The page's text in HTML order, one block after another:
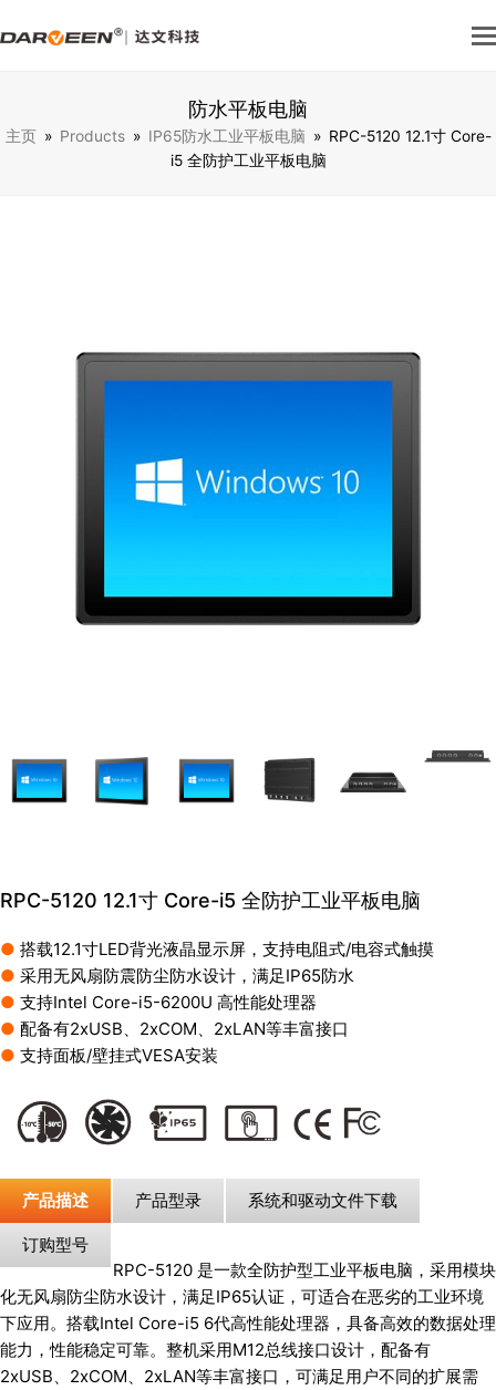
防水平板电脑
主页 » Products » IP65防水工业平板电脑 » RPC-5120 12.1寸 Core-
i5 全防护工业平板电脑
RPC-5120 12.1寸 Core-i5 全防护工业平板电脑
● 搭载12.1寸LED背光液晶显示屏，支持电阻式/电容式触摸
● 采用无风扇防震防尘防水设计，满足IP65防水
● 支持Intel Core-i5-6200U 高性能处理器
● 配备有2xUSB、2xCOM、2xLAN等丰富接口
● 支持面板/壁挂式VESA安装
产品描述 产品型录 系统和驱动文件下载
订购型号
RPC-5120 是一款全防护型工业平板电脑，采用模块
化无风扇防尘防水设计，满足IP65认证，可适合在恶劣的工业环境
下应用。搭载Intel Core-i5 6代高性能处理器，具备高效的数据处理
能力，性能稳定可靠。整机采用M12总线接口设计，配备有
2xUSB、2xCOM、2xLAN等丰富接口，可满足用户不同的扩展需